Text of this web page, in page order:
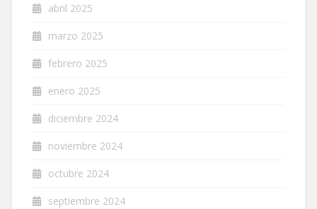
abril 2025
marzo 2025
febrero 2025
enero 2025
diciembre 2024
noviembre 2024
octubre 2024
septiembre 2024